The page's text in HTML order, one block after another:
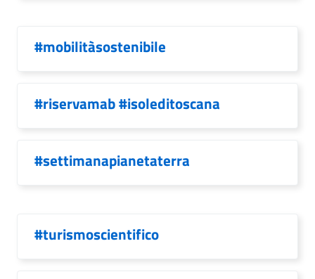
#mobilitàsostenibile
#riservamab #isoleditoscana
#settimanapianetaterra
#turismoscientifico